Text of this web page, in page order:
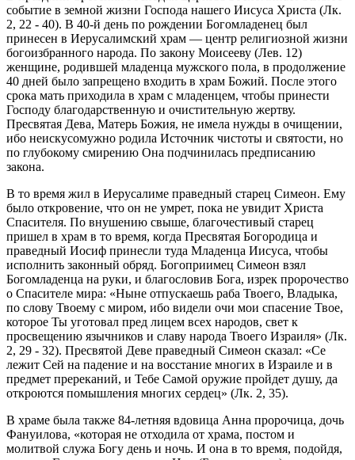
событие в земной жизни Господа нашего Иисуса Христа (Лк.
2, 22 - 40). В 40-й день по рождении Богомладенец был
принесен в Иерусалимский храм — центр религиозной жизни
богоизбранного народа. По закону Моисееву (Лев. 12)
женщине, родившей младенца мужского пола, в продолжение
40 дней было запрещено входить в храм Божий. После этого
срока мать приходила в храм с младенцем, чтобы принести
Господу благодарственную и очистительную жертву.
Пресвятая Дева, Матерь Божия, не имела нужды в очищении,
ибо неискусомужно родила Источник чистоты и святости, но
по глубокому смирению Она подчинилась предписанию
закона.
В то время жил в Иерусалиме праведный старец Симеон. Ему
было откровение, что он не умрет, пока не увидит Христа
Спасителя. По внушению свыше, благочестивый старец
пришел в храм в то время, когда Пресвятая Богородица и
праведный Иосиф принесли туда Младенца Иисуса, чтобы
исполнить законный обряд. Богоприимец Симеон взял
Богомладенца на руки, и благословив Бога, изрек пророчество
о Спасителе мира: «Ныне отпускаешь раба Твоего, Владыка,
по слову Твоему с миром, ибо видели очи мои спасение Твое,
которое Ты уготовал пред лицем всех народов, свет к
просвещению язычников и славу народа Твоего Израиля» (Лк.
2, 29 - 32). Пресвятой Деве праведный Симеон сказал: «Се
лежит Сей на падение и на восстание многих в Израиле и в
предмет пререканий, и Тебе Самой оружие пройдет душу, да
откроются помышления многих сердец» (Лк. 2, 35).
В храме была также 84-летняя вдовица Анна пророчица, дочь
Фануилова, «которая не отходила от храма, постом и
молитвой служа Богу день и ночь. И она в то время, подойдя,